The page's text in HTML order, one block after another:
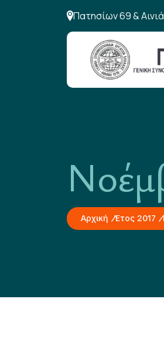
Πατησίων 69 &
Αρχική Έτος 2017